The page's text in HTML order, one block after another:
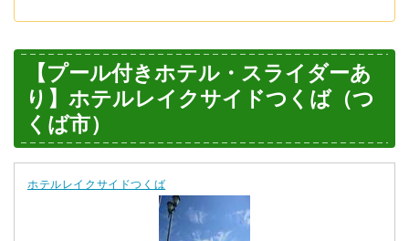
【プール付きホテル・スライダーあ
り】ホテルレイクサイドつくば（つ
くば市）
ホテルレイクサイドつくば